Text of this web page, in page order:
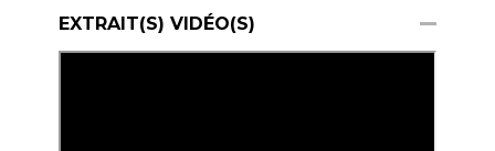
EXTRAIT(S) VIDÉO(S)